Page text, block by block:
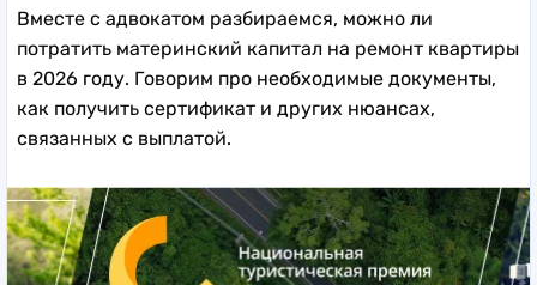
Вместе с адвокатом разбираемся, можно ли
потратить материнский капитал на ремонт квартиры
в 2026 году. Говорим про необходимые документы,
как получить сертификат и других нюансах,
связанных с выплатой.